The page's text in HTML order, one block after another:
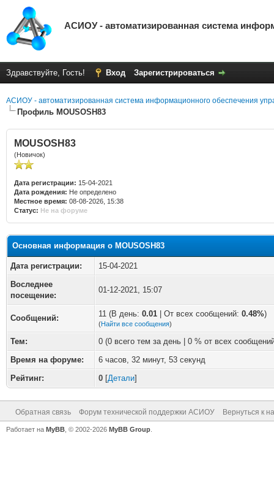
АСИОУ - автоматизированная система
Здравствуйте, Гость! Вход Зарегистрироваться
АСИОУ - автоматизированная система информационного обеспечения
Профиль MOUSOSH83
MOUSOSH83
(Новичок)
Дата регистрации: 15-04-2021
Дата рождения: Не определено
Местное время: 08-08-2026, 15:38
Статус: Не на форуме
Основная информация о MOUSOSH83
Дата регистрации:
15-04-2021
Воследнее
посещение:
01-12-2021, 15:07
Сообщений: 11 (В день: 0.01 | От всех сообщений: 0.48%)
(Найти все сообщения)
Тем:
0 (0 всего тем за день | 0 % от всех
Время на форуме:
6 часов, 32 минут, 53 секунд
Рейтинг:
0 [Детали]
Обратная связь Форум технической поддержки АСИОУ Вернуться к
Работает на MyBB , © 2002-2026 MyBB Group